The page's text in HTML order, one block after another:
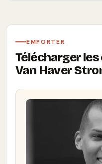
EMPORTER
Télécharger
Van Haver